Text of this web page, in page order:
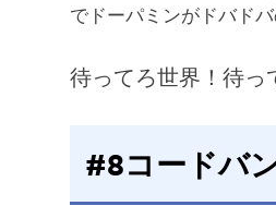
でドーパミンがドバドバ
待ってろ世界！待っ
#8コードバ